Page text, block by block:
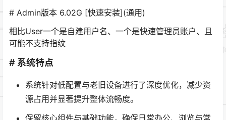
# Admin版本 6.02G [快速安装](通用)
相比User一个是自建用户名、一个是快速管理员账户、且
可能不支持指纹
# 系统特点
系统针对低配置与老旧设备进行了深度优化，减少资
源占用并显著提升整体流畅度。
保留核心组件与基础功能，确保日常办公、浏览与常